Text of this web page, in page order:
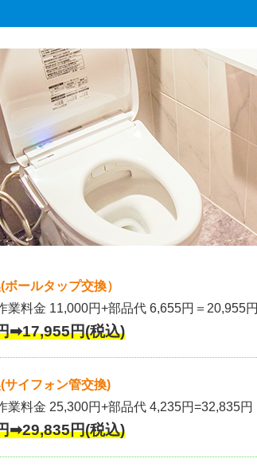
ールタップ交換）
業料金 11,000円+部品代 6,655円＝20,955円
➡17,955円(税込)
サイフォン管交換)
業料金 25,300円+部品代 4,235円=32,835円
➡29,835円(税込)